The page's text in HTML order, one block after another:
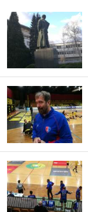
4
1
3